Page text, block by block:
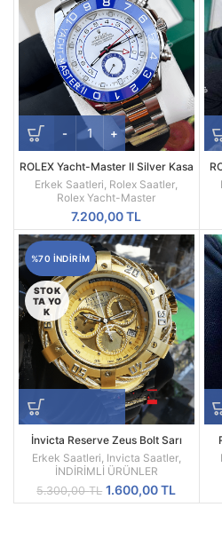
ROLEX Yacht-Master II Silver Kasa
Beyaz Kadran 44MM Erkek Saati
Erkek Saatleri Rolex Saatler
Rolex Yacht-Master
7.200,00TL
%70 INDIRIM
STOK
TA YO
K
İnvicta Reserve Zeus Bolt Sarı
Kadran Replika Erkek Kol Saati
Erkek Saatleri, Invicta Saatler,
İNDİRİMLİ ÜRÜNLER
5.300,00TL Orijinal
fiyat:
1.600,00TL
andaki